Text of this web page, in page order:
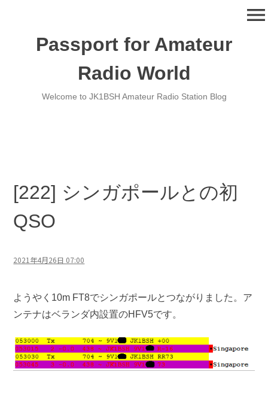
Passport for Amateur
Radio World
Welcome to JK1BSH Amateur Radio Station Blog
menu
[222] シンガポールとの初
QSO
2021年4月26日 07:00
ようやく10m FT8でシンガポールとつながりました。ア
ンテナはベランダ内設置のHFV5です。